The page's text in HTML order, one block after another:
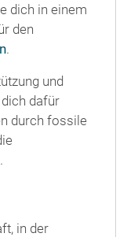
dich in einem
den
.
und
dafür
durch fossile
in der